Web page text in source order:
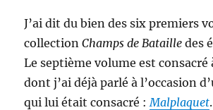
J’ai dit du bien des six premiers
collectionChamps de Bataille des
Le septième volume est consacré
dont j’ai déjà parlé à l’occasion
qui lui était consacré :Malplaquet